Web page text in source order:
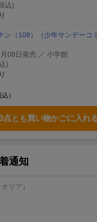
込)
ン（108）
（少年サンデーコ
08日発売 ／ 小学館
)
込）
点とも買い物かごに入れ
通知
リア）